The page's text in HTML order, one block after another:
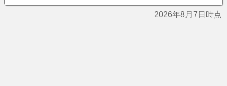
2026年8月7日時点